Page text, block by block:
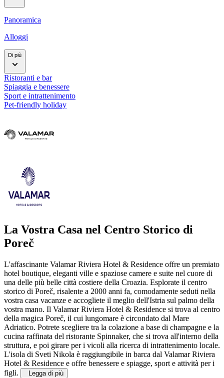
Panoramica
Alloggi
Di più
Ristoranti e bar
Spiaggia e benessere
Sport e intrattenimento
Pet-friendly holiday
La Vostra Casa nel Centro Storico di
Poreč
L'affascinante Valamar Riviera Hotel & Residence offre un premiato
hotel boutique, eleganti ville e spaziose camere e suite nel cuore di
una delle più belle città costiere della Croazia. Esplorate il centro
storico di Poreč, risalente a 2000 anni fa, comodamente seduti nella
vostra casa vacanze e accogliete il meglio dell'Istria sul palmo della
vostra mano. Il Valamar Riviera Hotel & Residence si trova al centro
della magica Poreč, il cui lungomare è circondato dal Mare
Adriatico. Potrete scegliere tra la colazione a base di champagne e la
cucina raffinata del ristorante Spinnaker, che si trova all'interno della
struttura, e poi girare per i vicoli alla ricerca di intrattenimento locale.
L'isola di Sveti Nikola è raggiungibile in barca dal Valamar Riviera
Hotel & Residence e offre benessere e spiagge, sport e attività per i
figli.
Legga di più